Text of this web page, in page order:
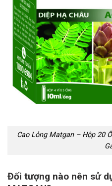
Cao Lỏng Matgan – Hộp 20
Đối tượng nào nên sử